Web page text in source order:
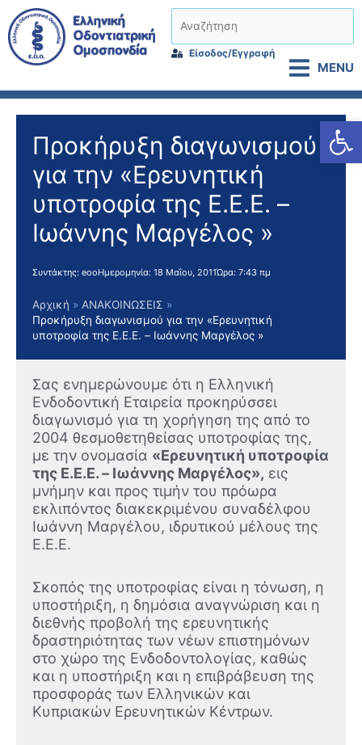
Μετάβαση
στο
περιεχόμενο
Είσοδος/Εγγραφή
MENU
Προκήρυξη διαγωνισμού
για την «Ερευνητική
υποτροφία της Ε.Ε.Ε. –
Ιωάννης Μαργέλος »
Συντάκτης: eooΗμερομηνία: 18 Μαΐου, 2011Ώρα: 7:43 πμ
Αρχική
ΑΝΑΚΟΙΝΩΣΕΙΣ
Προκήρυξη διαγωνισμού για την «Ερευνητική
υποτροφία της Ε.Ε.Ε. – Ιωάννης Μαργέλος »
Σας ενημερώνουμε ότι η Ελληνική
Ενδοδοντική Εταιρεία προκηρύσσει
διαγωνισμό για τη χορήγηση της από το
2004 θεσμοθετηθείσας υποτροφίας της,
με την ονομασία «Ερευνητική υποτροφία
της Ε.Ε.Ε. – Ιωάννης Μαργέλος», εις
μνήμην και προς τιμήν του πρόωρα
εκλιπόντος διακεκριμένου συναδέλφου
Ιωάννη Μαργέλου, ιδρυτικού μέλους της
Ε.Ε.Ε.
Σκοπός της υποτροφίας είναι η τόνωση, η
υποστήριξη, η δημόσια αναγνώριση και η
διεθνής προβολή της ερευνητικής
δραστηριότητας των νέων επιστημόνων
στο χώρο της Ενδοδοντολογίας, καθώς
και η υποστήριξη και η επιβράβευση της
προσφοράς των Ελληνικών και
Κυπριακών Ερευνητικών Κέντρων.